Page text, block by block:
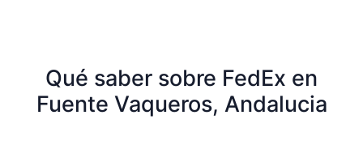
Qué saber sobre FedEx en
Fuente Vaqueros, Andalucia